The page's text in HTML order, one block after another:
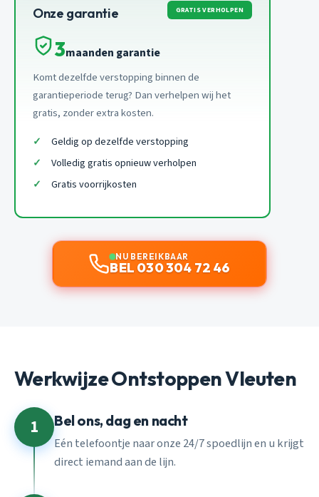
Onze garantie GRATIS VERHOLPEN
3maanden garantie
Komt dezelfde verstopping binnen de
garantieperiode terug? Dan verhelpen wij het
gratis, zonder extra kosten.
Geldig op dezelfde verstopping
Volledig gratis opnieuw verholpen
Gratis voorrijkosten
NU BEREIKBAAR
BEL 030 304 72 46
Werkwijze Ontstoppen Vleuten
1 Bel ons, dag en nacht
Eén telefoontje naar onze 24/7 spoedlijn en u krijgt
direct iemand aan de lijn.